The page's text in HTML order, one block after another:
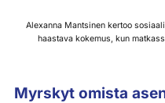
Alexanna Mantsinen kertoo
haastava kokemus, kun
Myrskyt omista